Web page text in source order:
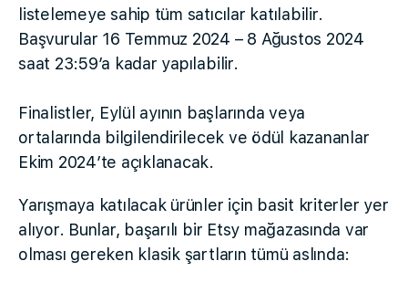
listelemeye sahip tüm satıcılar katılabilir.
Başvurular 16 Temmuz 2024 – 8 Ağustos 2024
saat 23:59’a kadar yapılabilir.
Finalistler, Eylül ayının başlarında veya
ortalarında bilgilendirilecek ve ödül kazananlar
Ekim 2024’te açıklanacak.
Yarışmaya katılacak ürünler için basit kriterler yer
alıyor. Bunlar, başarılı bir Etsy mağazasında var
olması gereken klasik şartların tümü aslında: